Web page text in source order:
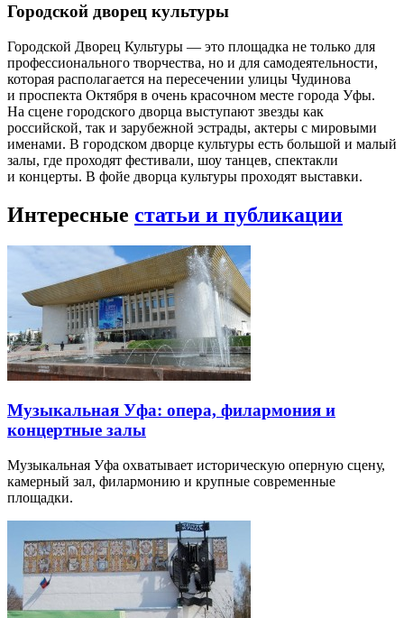
Городской дворец культуры
Городской Дворец Культуры — это площадка не только для
профессионального творчества, но и для самодеятельности,
которая располагается на пересечении улицы Чудинова
и проспекта Октября в очень красочном месте города Уфы.
На сцене городского дворца выступают звезды как
российской, так и зарубежной эстрады, актеры с мировыми
именами. В городском дворце культуры есть большой и малый
залы, где проходят фестивали, шоу танцев, спектакли
и концерты. В фойе дворца культуры проходят выставки.
Интересные статьи и публикации
Музыкальная Уфа: опера, филармония и
концертные залы
Музыкальная Уфа охватывает историческую оперную сцену,
камерный зал, филармонию и крупные современные
площадки.